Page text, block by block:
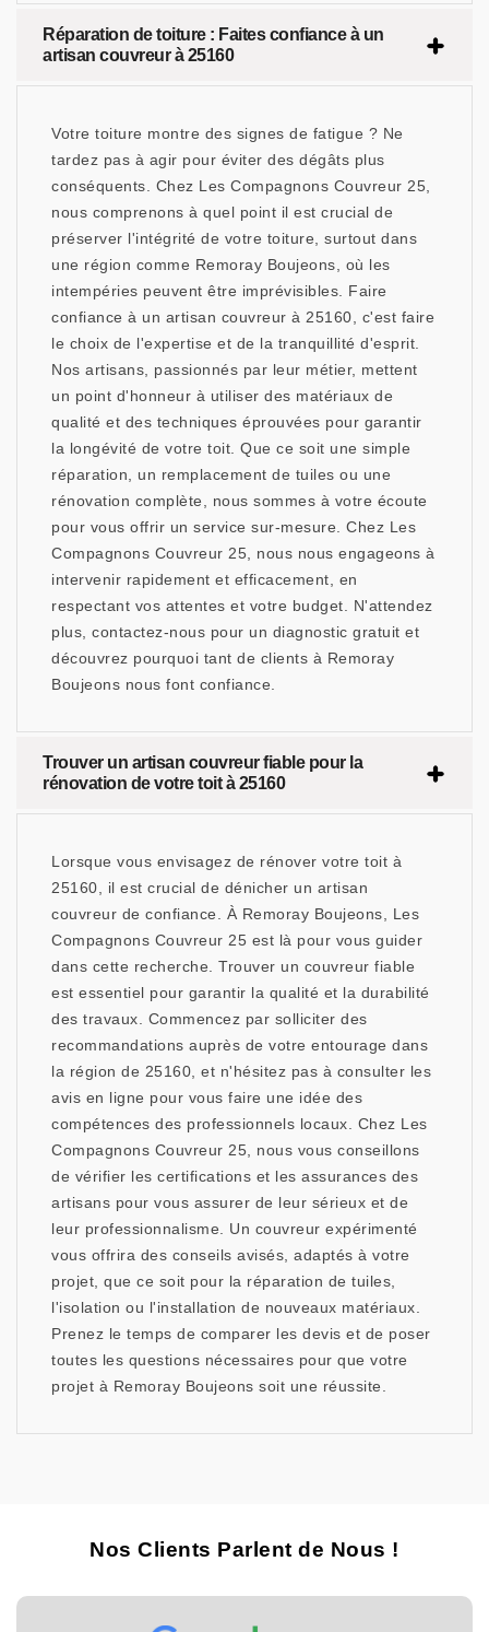
Réparation de toiture : Faites confiance à un
artisan couvreur à 25160
Votre toiture montre des signes de fatigue ? Ne
tardez pas à agir pour éviter des dégâts plus
conséquents. Chez Les Compagnons Couvreur 25,
nous comprenons à quel point il est crucial de
préserver l'intégrité de votre toiture, surtout dans
une région comme Remoray Boujeons, où les
intempéries peuvent être imprévisibles. Faire
confiance à un artisan couvreur à 25160, c'est faire
le choix de l'expertise et de la tranquillité d'esprit.
Nos artisans, passionnés par leur métier, mettent
un point d'honneur à utiliser des matériaux de
qualité et des techniques éprouvées pour garantir
la longévité de votre toit. Que ce soit une simple
réparation, un remplacement de tuiles ou une
rénovation complète, nous sommes à votre écoute
pour vous offrir un service sur-mesure. Chez Les
Compagnons Couvreur 25, nous nous engageons à
intervenir rapidement et efficacement, en
respectant vos attentes et votre budget. N'attendez
plus, contactez-nous pour un diagnostic gratuit et
découvrez pourquoi tant de clients à Remoray
Boujeons nous font confiance.
Trouver un artisan couvreur fiable pour la
rénovation de votre toit à 25160
Lorsque vous envisagez de rénover votre toit à
25160, il est crucial de dénicher un artisan
couvreur de confiance. À Remoray Boujeons, Les
Compagnons Couvreur 25 est là pour vous guider
dans cette recherche. Trouver un couvreur fiable
est essentiel pour garantir la qualité et la durabilité
des travaux. Commencez par solliciter des
recommandations auprès de votre entourage dans
la région de 25160, et n'hésitez pas à consulter les
avis en ligne pour vous faire une idée des
compétences des professionnels locaux. Chez Les
Compagnons Couvreur 25, nous vous conseillons
de vérifier les certifications et les assurances des
artisans pour vous assurer de leur sérieux et de
leur professionnalisme. Un couvreur expérimenté
vous offrira des conseils avisés, adaptés à votre
projet, que ce soit pour la réparation de tuiles,
l'isolation ou l'installation de nouveaux matériaux.
Prenez le temps de comparer les devis et de poser
toutes les questions nécessaires pour que votre
projet à Remoray Boujeons soit une réussite.
Nos Clients Parlent de Nous !